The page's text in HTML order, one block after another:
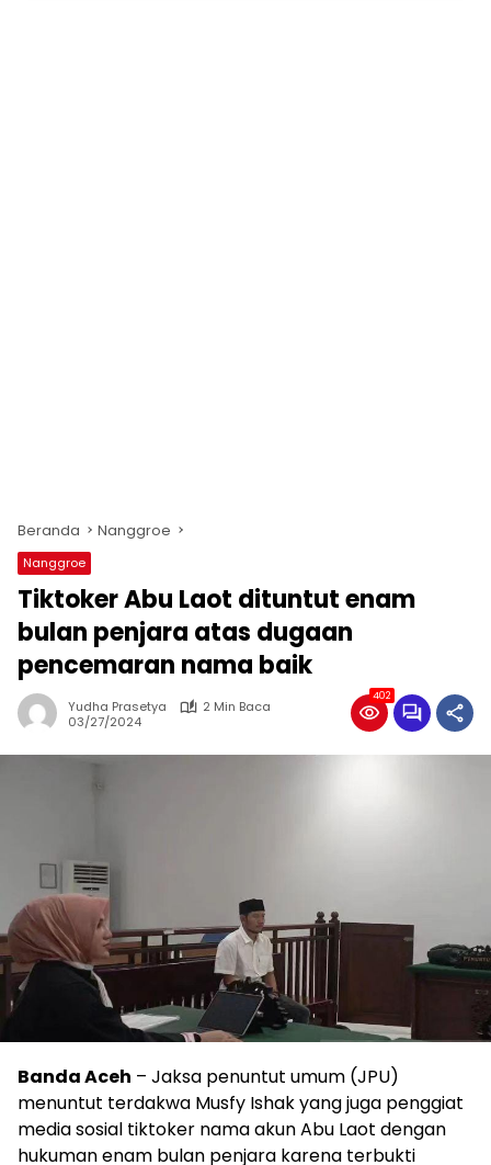
Beranda Nanggroe
Nanggroe
Tiktoker Abu Laot dituntut enam
bulan penjara atas dugaan
pencemaran nama baik
Yudha Prasetya
2 Min Baca
03/27/2024
402
Banda Aceh – Jaksa penuntut umum (JPU)
menuntut terdakwa Musfy Ishak yang juga penggiat
media sosial tiktoker nama akun Abu Laot dengan
hukuman enam bulan penjara karena terbukti